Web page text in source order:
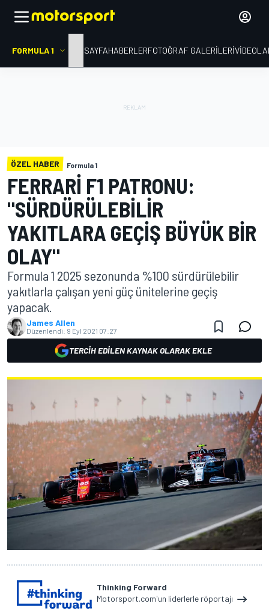
FORMULA 1 ANA SAYFAHABERLERFOTOĞRAF GALERILERI
ÖZEL HABER Formula 1
FERRARI F1 PATRONU:
"SÜRDÜRÜLEBILIR
YAKITLARA GEÇIŞ BÜYÜK BIR
OLAY"
Formula 1 2025 sezonunda %100 sürdürülebilir
yakıtlarla çalışan yeni güç ünitelerine geçiş
yapacak.
James Allen
Düzenlendi: 9 Eyl 2021 07:27
TERCIH EDILEN KAYNAK OLARAK EKLE
Thinking Forward
Motorsport.com'un liderlerle röportajı